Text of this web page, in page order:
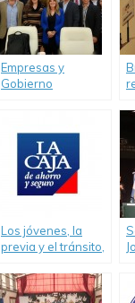
Empresas y
Gobierno
RSE y Seguridad
Los jóvenes, la
previa y el tránsito,
Seguros «La Caja»